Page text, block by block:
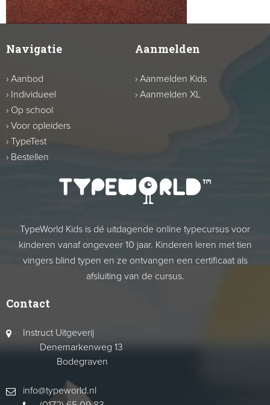
Navigatie
› Aanbod
› Individueel
› Op school
› Voor opleiders
› TypeTest
› Bestellen
Aanmelden
› Aanmelden Kids
› Aanmelden XL
TypeWorld Kids is dé uitdagende online typecursus voor
kinderen vanaf ongeveer 10 jaar. Kinderen leren met tien
vingers blind typen en ze ontvangen een certificaat als
afsluiting van de cursus.
Contact
Instruct Uitgeverij
Denemarkenweg 13
Bodegraven
info@typeworld.nl